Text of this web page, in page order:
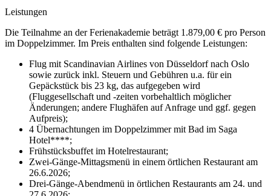
Leistungen
Die Teilnahme an der Ferienakademie beträgt 1.879,00 € pro Person
im Doppelzimmer. Im Preis enthalten sind folgende Leistungen:
Flug mit Scandinavian Airlines von Düsseldorf nach Oslo
sowie zurück inkl. Steuern und Gebühren u.a. für ein
Gepäckstück bis 23 kg, das aufgegeben wird
(Fluggesellschaft und -zeiten vorbehaltlich möglicher
Änderungen; andere Flughäfen auf Anfrage und ggf. gegen
Aufpreis);
4 Übernachtungen im Doppelzimmer mit Bad im Saga
Hotel****;
Frühstücksbuffet im Hotelrestaurant;
Zwei-Gänge-Mittagsmenü in einem örtlichen Restaurant am
26.6.2026;
Drei-Gänge-Abendmenü in örtlichen Restaurants am 24. und